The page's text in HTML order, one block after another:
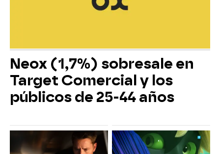
Neox (1,7%) sobresale en
Target Comercial y los
públicos de 25-44 años